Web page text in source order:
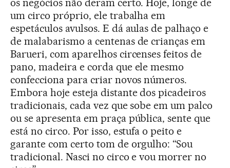
um circo próprio, ele trabalha em
espetáculos avulsos. E dá aulas de palhaço e
de malabarismo a centenas de crianças em
Barueri, com aparelhos circenses feitos de
pano, madeira e corda que ele mesmo
confecciona para criar novos números.
Embora hoje esteja distante dos picadeiros
tradicionais, cada vez que sobe em um palco
ou se apresenta em praça pública, sente que
está no circo. Por isso, estufa o peito e
garante com certo tom de orgulho: “Sou
tradicional. Nasci no circo e vou morrer no